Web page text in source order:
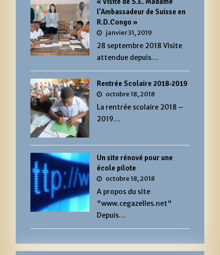
l’Ambassadeur de Suisse en
R.D.Congo »
janvier 31, 2019
28 septembre 2018 Visite
attendue depuis…
Rentrée Scolaire 2018-2019
octobre 18, 2018
La rentrée scolaire 2018 –
2019…
Un site rénové pour une
école pilote
octobre 18, 2018
A propos du site
"www.cegazelles.net"
Depuis…